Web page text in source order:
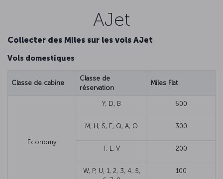
AJet
Collecter des Miles sur les vols AJet
Vols domestiques
Classe de cabine
Classe de
réservation
Miles Flat
Economy
Y, D, B 600
M, H, S, E, Q, A, O 300
T, L, V 200
W, P, U, 1, 2, 3, 4, 5,
100